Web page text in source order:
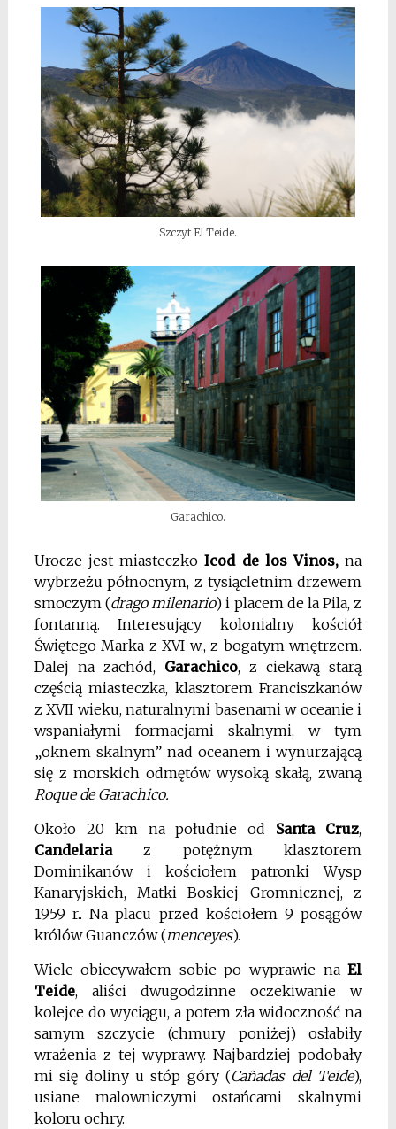
Szczyt El Teide.
Garachico.
Urocze jest miasteczkoIcod de los Vinos,na
wybrzeżu północnym, z tysiącletnim drzewem
smoczym (drago milenario) i placem de la Pila, z
fontanną. Interesujący kolonialny kościół
Świętego Marka z XVI w., z bogatym wnętrzem.
Dalej na zachód, Garachico, z ciekawą starą
częścią miasteczka, klasztorem Franciszkanów
z XVII wieku, naturalnymi basenami w oceanie i
wspaniałymi formacjami skalnymi, w tym
„oknem skalnym” nad oceanem i wynurzającą
się z morskich odmętów wysoką skałą, zwaną
Roque de Garachico.
Około 20 km na południe od Santa Cruz,
Candelariaz potężnym klasztorem
Dominikanów i kościołem patronki Wysp
Kanaryjskich, Matki Boskiej Gromnicznej, z
1959 r.. Na placu przed kościołem 9 posągów
królów Guanczów (menceyes).
Wiele obiecywałem sobie po wyprawie naEl
Teide, aliści dwugodzinne oczekiwanie w
kolejce do wyciągu, a potem zła widoczność na
samym szczycie (chmury poniżej) osłabiły
wrażenia z tej wyprawy. Najbardziej podobały
mi się doliny u stóp góry (Cañadas del Teide),
usiane malowniczymi ostańcami skalnymi
koloru ochry.